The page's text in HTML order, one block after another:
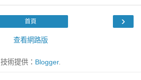
›
首頁
查看網路版
技術提供： Blogger.